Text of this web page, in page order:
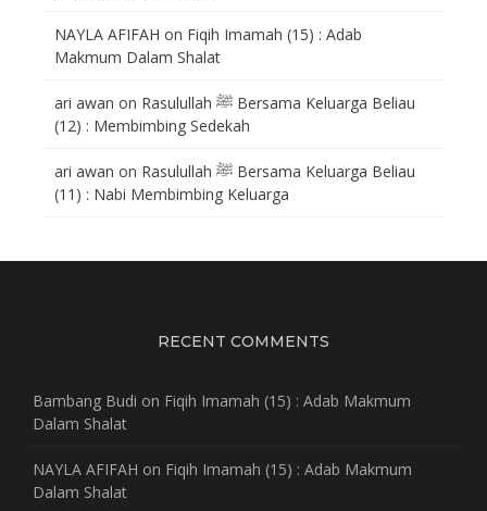
NAYLA AFIFAH on Fiqih Imamah (15) : Adab
Makmum Dalam Shalat
ari awan on Rasulullah ﷺ Bersama Keluarga Beliau
(12) : Membimbing Sedekah
ari awan on Rasulullah ﷺ Bersama Keluarga Beliau
(11) : Nabi Membimbing Keluarga
RECENT COMMENTS
Bambang Budi on Fiqih Imamah (15) : Adab Makmum
Dalam Shalat
NAYLA AFIFAH on Fiqih Imamah (15) : Adab Makmum
Dalam Shalat